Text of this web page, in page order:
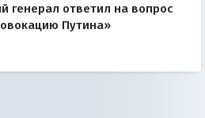
генерал ответил на вопрос
Путина»